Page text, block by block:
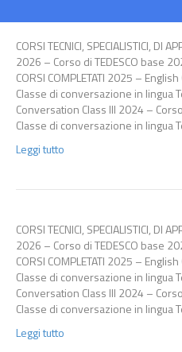
CORSI TECNICI, SPECIALISTICI, DI
2026 – Corso di TEDESCO base
CORSI COMPLETATI 2025 –
Classe di conversazione in lingua
Conversation Class III 2024 –
Classe di conversazione in lingua
Leggi tutto
CORSI TECNICI, SPECIALISTICI, DI
2026 – Corso di TEDESCO base
CORSI COMPLETATI 2025 –
Classe di conversazione in lingua
Conversation Class III 2024 –
Classe di conversazione in lingua
Leggi tutto